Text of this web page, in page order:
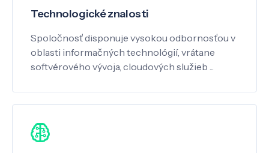
Technologické znalosti
Spoločnosť disponuje vysokou odbornosťou v
oblasti informačných technológií, vrátane
softvérového vývoja, cloudových služieb ...